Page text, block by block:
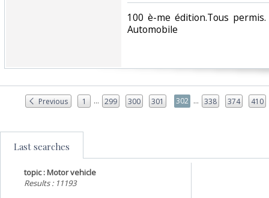
‎100 è-me édition.Tous
Automobile‎
Previous 1 ... 299 300 301 302 ... 338 374 410
Last searches
topic : Motor vehicle
Results : 11193